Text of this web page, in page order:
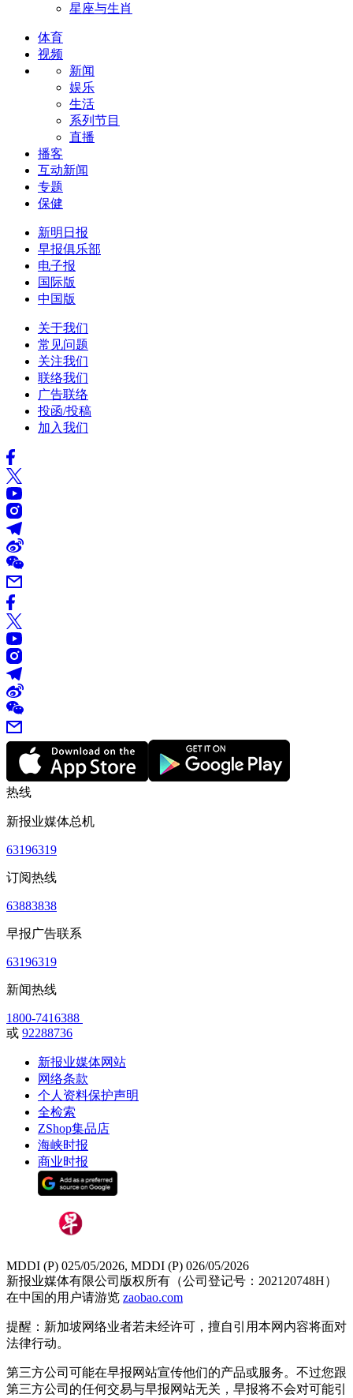
星座与生肖
体育
视频
新闻
娱乐
生活
系列节目
直播
播客
互动新闻
专题
保健
新明日报
早报俱乐部
电子报
国际版
中国版
关于我们
常见问题
关注我们
联络我们
广告联络
投函/投稿
加入我们
热线
新报业媒体总机
63196319
订阅热线
63883838
早报广告联系
63196319
新闻热线
1800-7416388
或 92288736
新报业媒体网站
网络条款
个人资料保护声明
全检索
ZShop集品店
海峡时报
商业时报
MDDI (P) 025/05/2026, MDDI (P) 026/05/2026
新报业媒体有限公司版权所有（公司登记号：202120748H）
在中国的用户请游览 zaobao.com
提醒：新加坡网络业者若未经许可，擅自引用本网内容将面对
法律行动。
第三方公司可能在早报网站宣传他们的产品或服务。不过您跟
第三方公司的任何交易与早报网站无关，早报将不会对可能引